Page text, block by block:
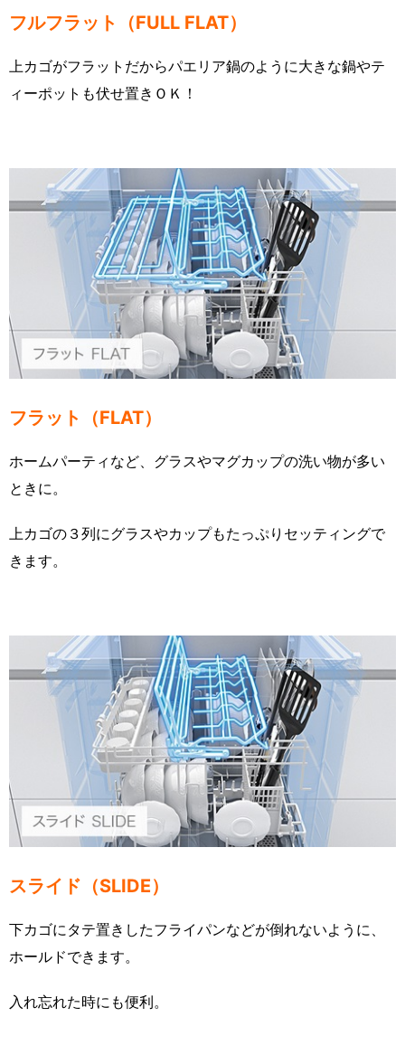
フルフラット（FULL FLAT）
上カゴがフラットだからパエリア鍋のように大きな鍋やテ
ィーポットも伏せ置きＯＫ！
フラット（FLAT）
ホームパーティなど、グラスやマグカップの洗い物が多い
ときに。
上カゴの３列にグラスやカップもたっぷりセッティングで
きます。
スライド（SLIDE）
下カゴにタテ置きしたフライパンなどが倒れないように、
ホールドできます。
入れ忘れた時にも便利。